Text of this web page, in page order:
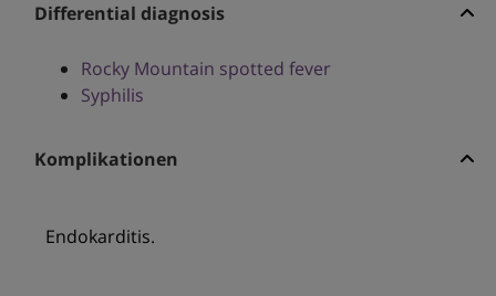
Differential diagnosis
Rocky Mountain spotted fever
Syphilis
Komplikationen
Endokarditis.